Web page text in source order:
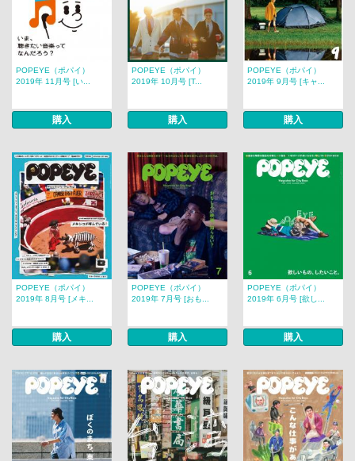
POPEYE（ポパイ）
2019年 11月号 [い...
購入
POPEYE（ポパイ）
2019年 10月号 [T...
購入
POPEYE（ポパイ）
2019年 9月号 [キャ...
購入
POPEYE（ポパイ）
2019年 8月号 [メキ...
購入
POPEYE（ポパイ）
2019年 7月号 [おも...
購入
POPEYE（ポパイ）
2019年 6月号 [欲し...
購入